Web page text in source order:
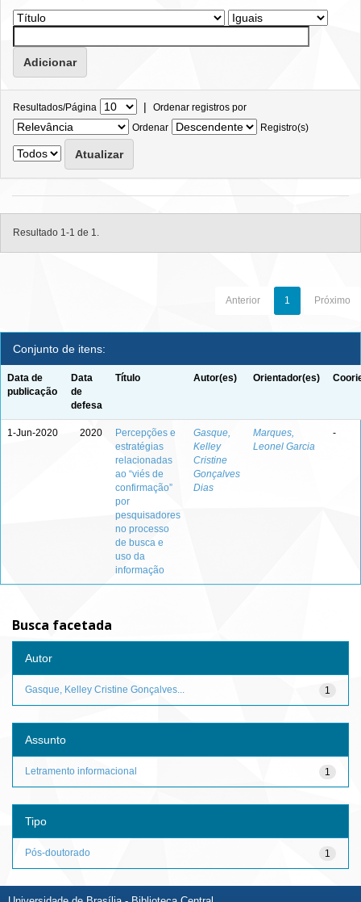
Resultados/Página | Ordenar registros por
Ordenar
Registro(s)
Resultado 1-1 de 1.
Anterior 1 Próximo
Conjunto de itens:
Data de
publicação
Data
de
defesa
Título Autor(es) Orientador(es)
1-Jun-2020 2020
Percepções e
estratégias
relacionadas
ao “viés de
confirmação”
por
pesquisadores
no processo
de busca e
uso da
informação
Gasque,
Kelley
Cristine
Gonçalves
Dias
Marques,
Leonel Garcia
-
Busca facetada
Autor
1
Gasque, Kelley Cristine Gonçalves...
Assunto
1
Letramento informacional
Tipo
1
Pós-doutorado